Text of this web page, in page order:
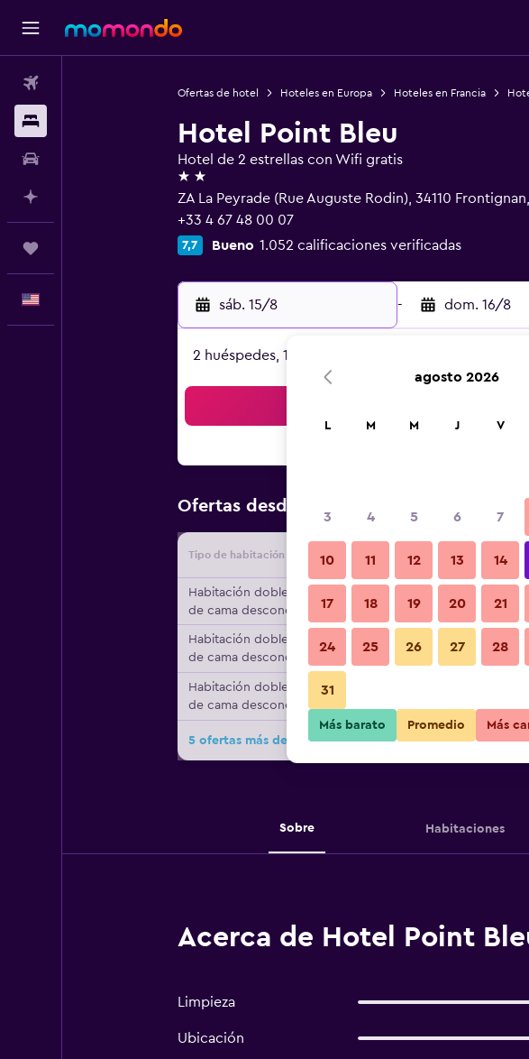
Ofertas de hotel Hoteles en Europa Hoteles en Francia
Hotel Point Bleu
Hotel de 2 estrellas con Wifi gratis
2 estrellas
ZA La Peyrade (Rue Auguste Rodin), 34110
+33 4 67 48 00 07
7,7 Bueno 1.052 calificaciones verificadas
sáb. 15/8 - dom. 16/8
2 huéspedes, 1 habitación
Ofertas desde Oferta más barata de precio
Tipo de habitación Proveedor Total noche
Habitación doble, tipo
de cama desconocido
$86
Habitación doble, tipo
de cama desconocido
$89
Habitación doble, tipo
de cama desconocido
5 ofertas más de Hotel Point Bleu
Sobre Habitaciones
Acerca de Hotel Point
Limpieza
Ubicación
agosto 2026
L M M J V
3 4 5 6 7
10 11 12 13 14
17 18 19 20 21
24 25 26 27 28
31
Más barato Promedio Más